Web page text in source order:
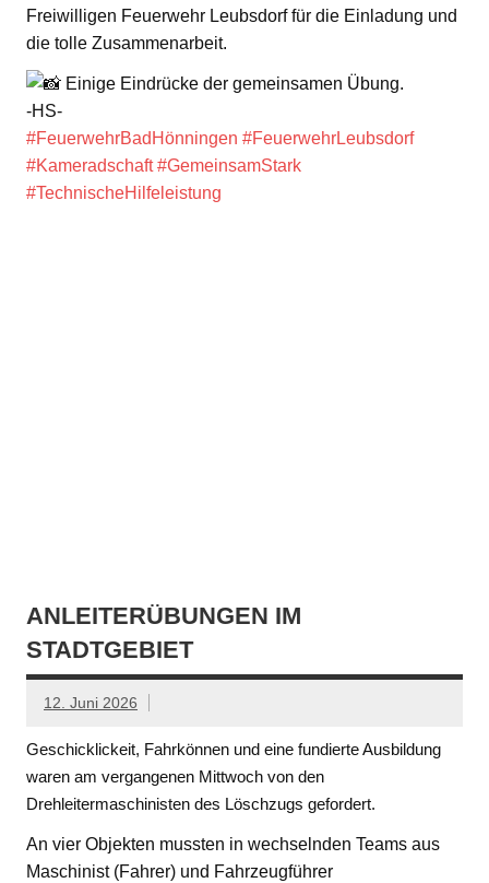
Freiwilligen Feuerwehr Leubsdorf für die Einladung und
die tolle Zusammenarbeit.
Einige Eindrücke der gemeinsamen Übung.
-HS-
#FeuerwehrBadHönningen #FeuerwehrLeubsdorf
#Kameradschaft #GemeinsamStark
#TechnischeHilfeleistung
ANLEITERÜBUNGEN IM
STADTGEBIET
12. Juni 2026
Geschicklickeit, Fahrkönnen und eine fundierte Ausbildung
waren am vergangenen Mittwoch von den
Drehleitermaschinisten des Löschzugs gefordert.
An vier Objekten mussten in wechselnden Teams aus
Maschinist (Fahrer) und Fahrzeugführer